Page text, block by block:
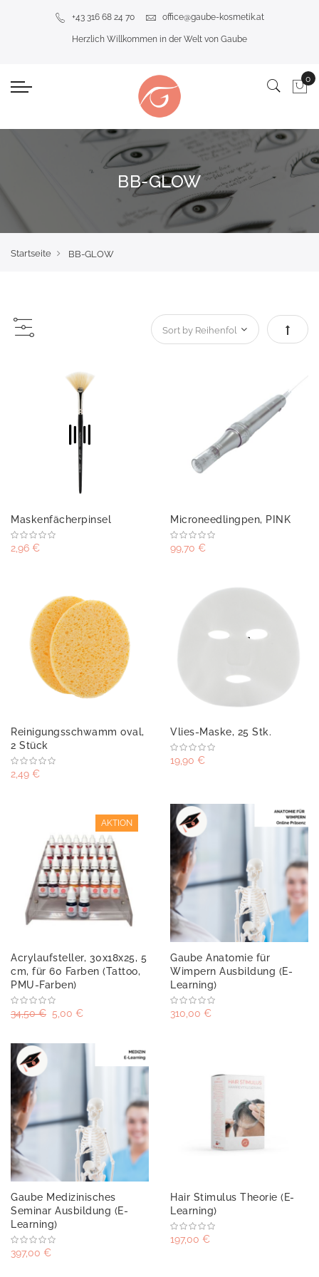
+43 316 68 24 70 office@gaube-kosmetik.at
Herzlich Willkommen in der Welt von Gaube
BB-GLOW
Startseite BB-GLOW
Maskenfächerpinsel
2,96 €
Microneedlingpen, PINK
99,70 €
Reinigungsschwamm oval,
2 Stück
2,49 €
Vlies-Maske, 25 Stk.
19,90 €
AKTION
Acrylaufsteller, 30x18x25, 5
cm, für 60 Farben (Tattoo,
PMU-Farben)
5,00 €
34,50 €
Gaube Anatomie für
Wimpern Ausbildung (E-
Learning)
310,00 €
Gaube Medizinisches
Seminar Ausbildung (E-
Learning)
397,00 €
Hair Stimulus Theorie (E-
Learning)
197,00 €